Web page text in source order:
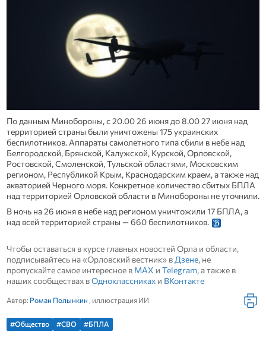
По данным Минобороны, с 20.00 26 июня до 8.00 27 июня над
территорией страны были уничтожены 175 украинских
беспилотников. Аппараты самолетного типа сбили в небе над
Белгородской, Брянской, Калужской, Курской, Орловской,
Ростовской, Смоленской, Тульской областями, Московским
регионом, Республикой Крым, Краснодарским краем, а также над
акваторией Черного моря. Конкретное количество сбитых БПЛА
над территорией Орловской области в Минобороны не уточнили.
В ночь на 26 июня в небе над регионом уничтожили 17 БПЛА, а
над всей территорией страны — 660 беспилотников.
Чтобы оставаться в курсе главных новостей Орла и области,
подписывайтесь на «Орловский вестник» в Дзене, не
пропускайте самое интересное в MAX и Telegram, а также в
наших сообществах вОдноклассникахи ВКонтакте
Автор: Роман Полынкин , иллюстрация ИИ
#Общество #СВО #БПЛА